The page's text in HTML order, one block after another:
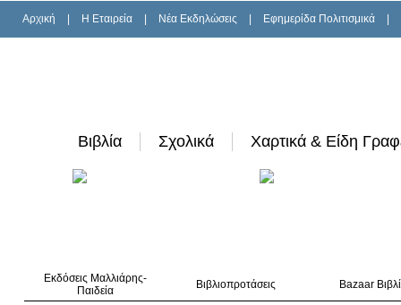
Αρχική H Εταιρεία Νέα Εκδηλώσεις Εφημερίδα Πολιτισμικά
Βιβλία Σχολικά Χαρτικά & Είδη
Εκδόσεις Μαλλιάρης-
Παιδεία
Βιβλιοπροτάσεις Bazaar